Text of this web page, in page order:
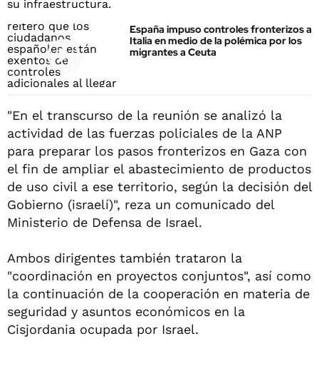
España impuso controles fronterizos a
Italia en medio de la polémica por los
migrantes a Ceuta
"En el transcurso de la reunión se analizó la
actividad de las fuerzas policiales de la ANP
para preparar los pasos fronterizos en Gaza con
el fin de ampliar el abastecimiento de productos
de uso civil a ese territorio, según la decisión del
Gobierno (israelí)", reza un comunicado del
Ministerio de Defensa de Israel.
Ambos dirigentes también trataron la
"coordinación en proyectos conjuntos", así como
la continuación de la cooperación en materia de
seguridad y asuntos económicos en la
Cisjordania ocupada por Israel.